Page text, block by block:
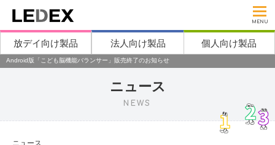
MENU
放デイ向け製品 法人向け製品 個人向け製品
Android版「こども脳機能バランサー」販売終了のお知らせ
ニュース
NEWS
ニュース